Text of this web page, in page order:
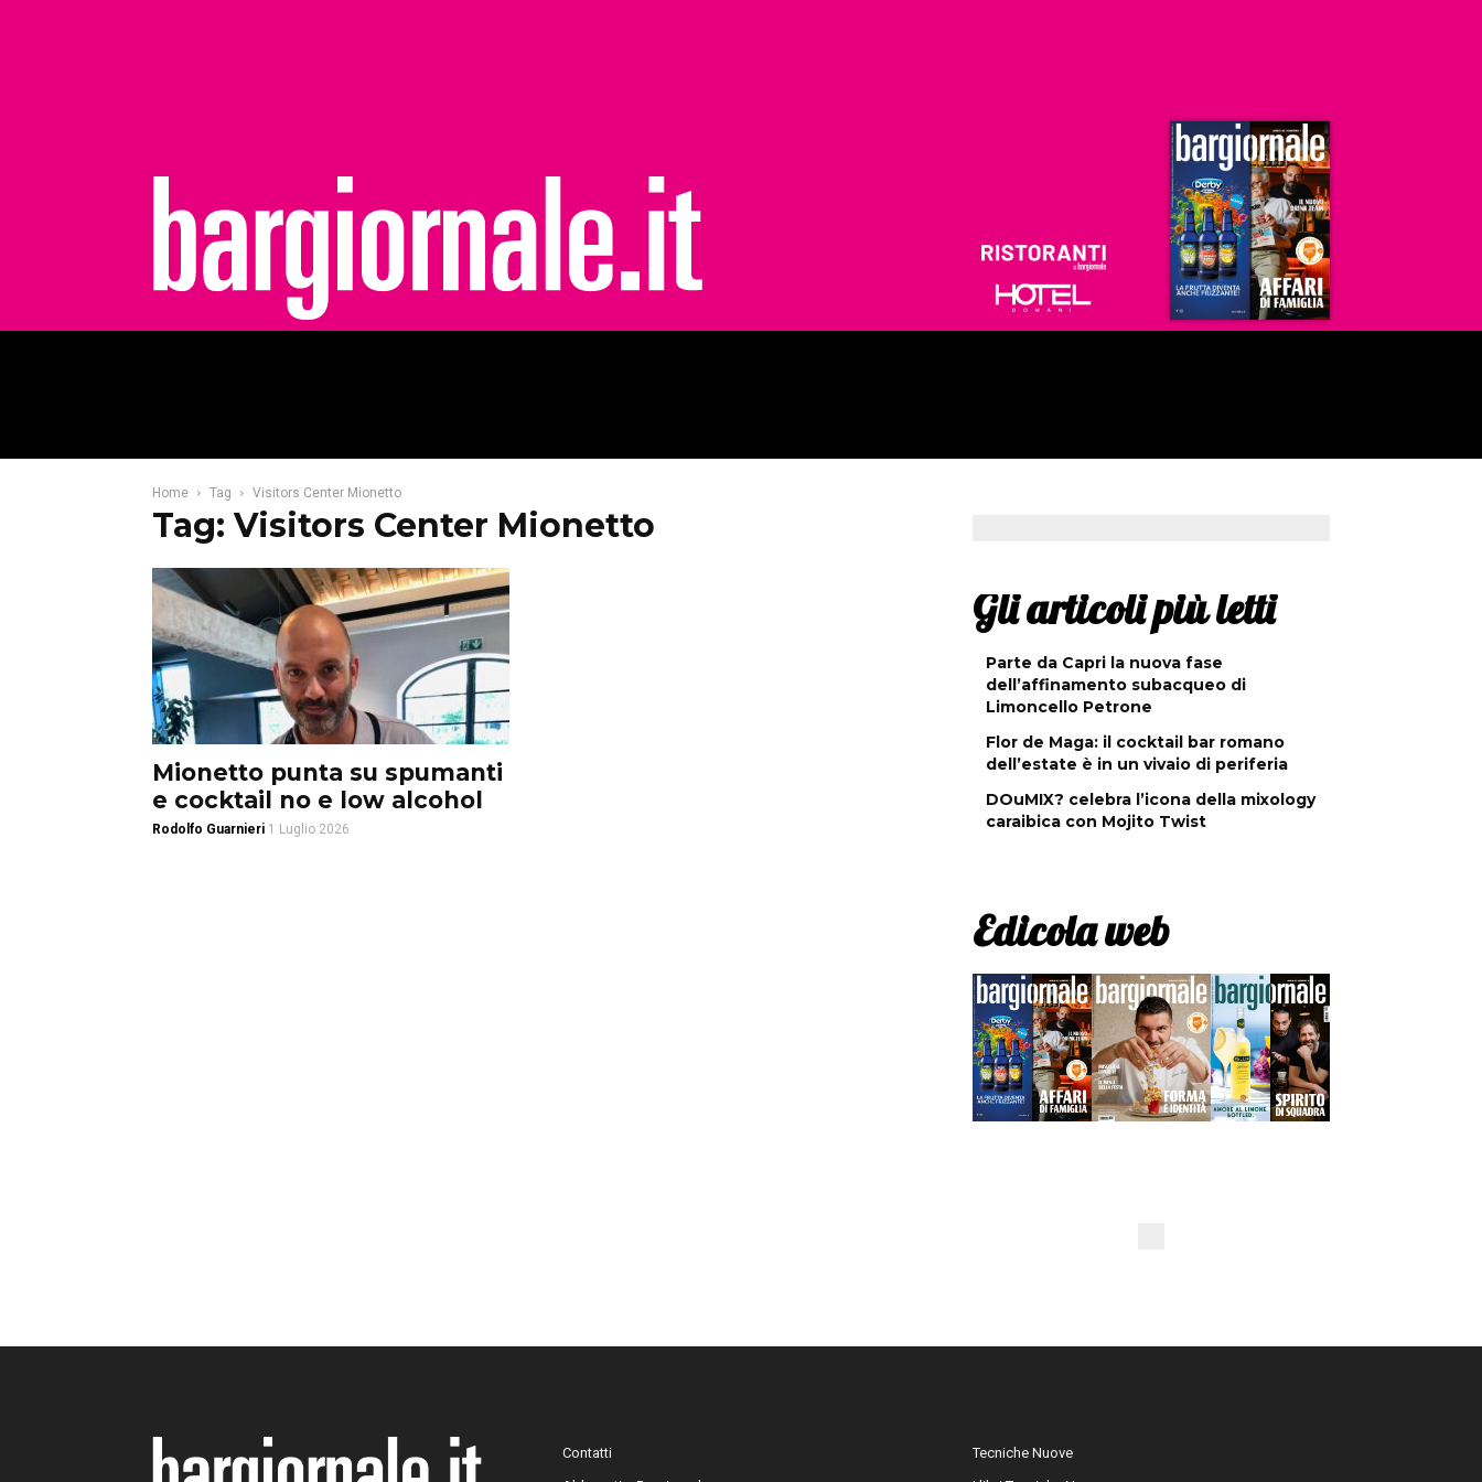
Ristoranti
Hoteldomani
Home Tag Visitors Center Mionetto
Tag: Visitors Center Mionetto
Mionetto punta su spumanti
e cocktail no e low alcohol
Rodolfo Guarnieri 1 Luglio 2026
Gli articoli più letti
Parte da Capri la nuova fase
dell’affinamento subacqueo di
Limoncello Petrone
Flor de Maga: il cocktail bar romano
dell’estate è in un vivaio di periferia
DOuMIX? celebra l’icona della mixology
caraibica con Mojito Twist
Edicola web
Contatti
Tecniche Nuove